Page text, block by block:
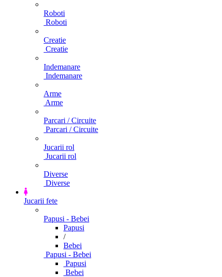
Roboti
Roboti
Creatie
Creatie
Indemanare
Indemanare
Arme
Arme
Parcari / Circuite
Parcari / Circuite
Jucarii rol
Jucarii rol
Diverse
Diverse
Jucarii fete
Papusi - Bebei
Papusi
/
Bebei
Papusi - Bebei
Papusi
Bebei